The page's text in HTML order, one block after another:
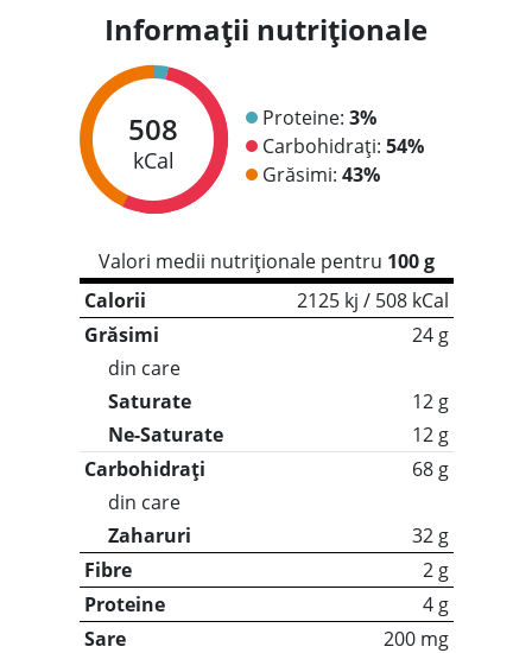
Informații nutriționale
508
kCal
Proteine: 3%
Carbohidrați: 54%
Grăsimi: 43%
Valori medii nutriționale pentru 100 g
Calorii
2125 kj / 508 kCal
Grăsimi
24 g
din care
Saturate
12 g
Ne-Saturate
12 g
Carbohidrați
68 g
din care
Zaharuri
32 g
Fibre
2 g
Proteine
4 g
Sare
200 mg